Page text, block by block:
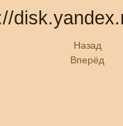
Назад
Вперёд